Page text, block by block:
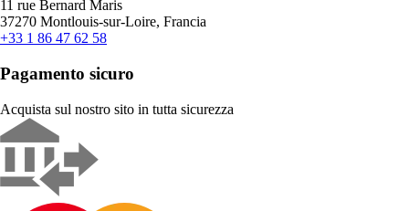
11 rue Bernard Maris
37270 Montlouis-sur-Loire, Francia
+33 1 86 47 62 58
Pagamento sicuro
Acquista sul nostro sito in tutta sicurezza